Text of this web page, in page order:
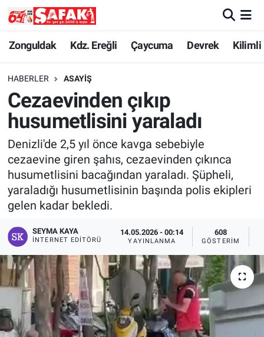
Zonguldak Kdz. Ereğli Çaycuma Devrek Kilimli
HABERLER ASAYIŞ
Cezaevinden çıkıp
husumetlisini yaraladı
Denizli'de 2,5 yıl önce kavga sebebiyle
cezaevine giren şahıs, cezaevinden çıkınca
husumetlisini bacağından yaraladı. Şüpheli,
yaraladığı husumetlisinin başında polis ekipleri
gelen kadar bekledi.
SEYMA KAYA
İNTERNET EDITÖRÜ
14.05.2026 - 00:14
YAYINLANMA
608
GÖSTERIM
Zonguldak
Kdz. Ereğli
Çaycuma
Kilimli
Asayiş
Spor
Resmi İlan
Zonguldak Nöbetçi Eczaneler
Zonguldak Hava Durumu
Zonguldak Namaz Vakitleri
Zonguldak Trafik Yoğunluk Haritası
Süper Lig Puan Durumu ve Fikstür
Tüm Manşetler
Son Dakika Haberleri
Haber Arşivi